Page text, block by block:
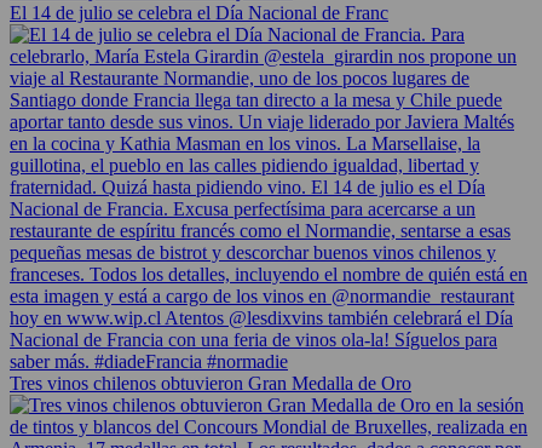
El 14 de julio se celebra el Día Nacional de Franc
Tres vinos chilenos obtuvieron Gran Medalla de Oro